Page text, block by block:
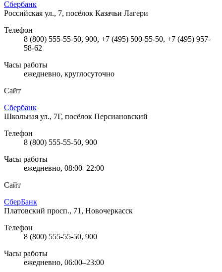
Сбербанк
Российская ул., 7, посёлок Казачьи Лагери
Телефон
8 (800) 555-55-50, 900, +7 (495) 500-55-50, +7 (495) 957-
58-62
Часы работы
ежедневно, круглосуточно
Сайт
Сбербанк
Школьная ул., 7Г, посёлок Персиановский
Телефон
8 (800) 555-55-50, 900
Часы работы
ежедневно, 08:00–22:00
Сайт
СберБанк
Платовский просп., 71, Новочеркасск
Телефон
8 (800) 555-55-50, 900
Часы работы
ежедневно, 06:00–23:00